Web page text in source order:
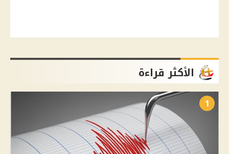
الأكثر قراءة
1